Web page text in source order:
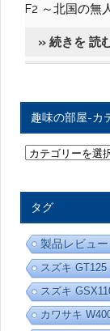
F2 ～北国の無
» 続きを 読
趣味の部屋-カ
趣
味
屋
カ
テ
ゴ
リ
ー
タグ
製品レビュー
スズキ GT125
スズキ
カワサキ